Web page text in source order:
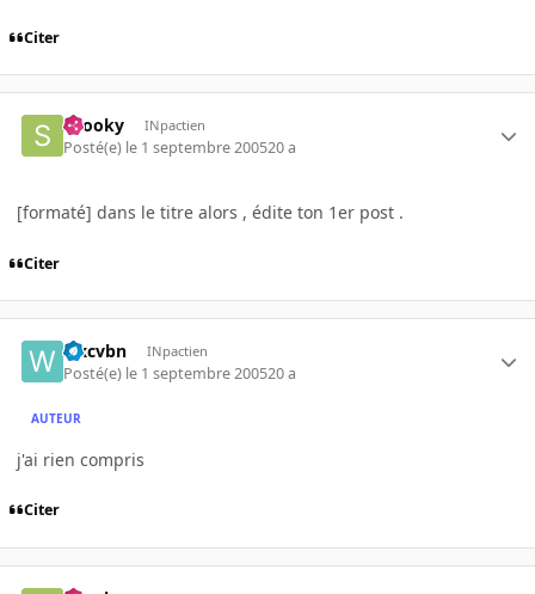
Citer
snooky INpactien
Posté(e) le 1 septembre 200520 a
[formaté] dans le titre alors , édite ton 1er post .
Citer
wxcvbn INpactien
Posté(e) le 1 septembre 200520 a
AUTEUR
j'ai rien compris
Citer